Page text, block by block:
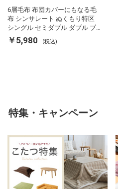
6層毛布 布団カバーにもなる毛
布 シンサレート ぬくもり特区
シングル セミダブル ダブル ブ
ランケット 掛け布団カバー フラ
ンネル 保温 蓄熱 吸湿 発熱 断熱
￥5,980 (税込)
特集・キャンペーン